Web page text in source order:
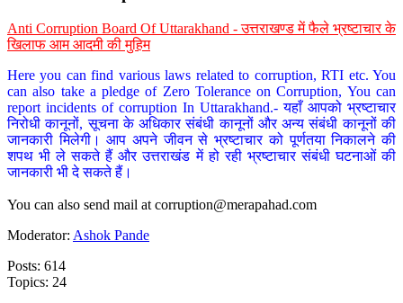
Anti Corruption Board Of Uttarakhand - उत्तराखण्ड में फैले भ्रष्टाचार के
खिलाफ आम आदमी की मुहिम
Here you can find various laws related to corruption, RTI etc. You
can also take a pledge of Zero Tolerance on Corruption, You can
report incidents of corruption In Uttarakhand.- यहाँ आपको भ्रष्टाचार
निरोधी कानूनों, सूचना के अधिकार संबंधी कानूनों और अन्य संबंधी कानूनों की
जानकारी मिलेगी। आप अपने जीवन से भ्रष्टाचार को पूर्णतया निकालने की
शपथ भी ले सकते हैं और उत्तराखंड में हो रही भ्रष्टाचार संबंधी घटनाओं की
जानकारी भी दे सकते हैं।
You can also send mail at corruption@merapahad.com
Moderator: Ashok Pande
Posts: 614
Topics: 24